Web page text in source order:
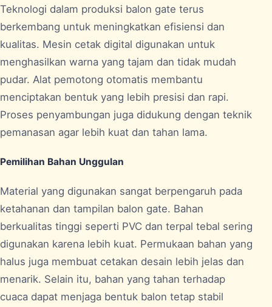
Teknologi dalam produksi balon gate terus
berkembang untuk meningkatkan efisiensi dan
kualitas. Mesin cetak digital digunakan untuk
menghasilkan warna yang tajam dan tidak mudah
pudar. Alat pemotong otomatis membantu
menciptakan bentuk yang lebih presisi dan rapi.
Proses penyambungan juga didukung dengan teknik
pemanasan agar lebih kuat dan tahan lama.
Pemilihan Bahan Unggulan
Material yang digunakan sangat berpengaruh pada
ketahanan dan tampilan balon gate. Bahan
berkualitas tinggi seperti PVC dan terpal tebal sering
digunakan karena lebih kuat. Permukaan bahan yang
halus juga membuat cetakan desain lebih jelas dan
menarik. Selain itu, bahan yang tahan terhadap
cuaca dapat menjaga bentuk balon tetap stabil